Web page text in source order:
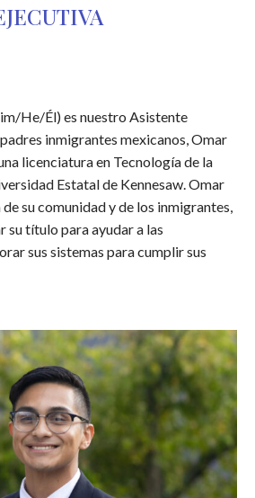
He/Él) es nuestro Asistente
inmigrantes mexicanos, Omar
licenciatura en Tecnología de la
Estatal de Kennesaw. Omar
su comunidad y de los inmigrantes,
su título para ayudar a las
sus sistemas para cumplir sus